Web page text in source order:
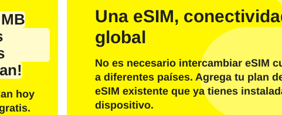
hoy
Una eSIM,
global
No es necesario intercambiar eSIM
a diferentes países. Agrega tu plan
eSIM existente que ya tienes
dispositivo.
English Español
Seleccione moneda:
Enviar Código OTP
O inicia sesión con